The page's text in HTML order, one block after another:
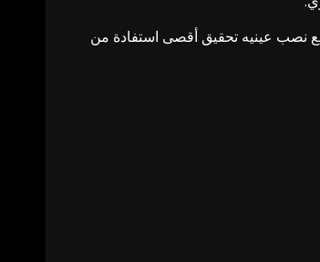
نصب عينيه تحقيق أقصى استفادة من